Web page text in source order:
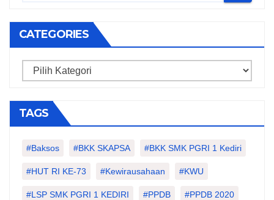
CATEGORIES
Categories
TAGS
#Baksos #BKK SKAPSA #BKK SMK PGRI 1 Kediri
#HUT RI KE-73 #kewirausahaan #KWU
#LSP SMK PGRI 1 KEDIRI #PPDB #PPDB 2020